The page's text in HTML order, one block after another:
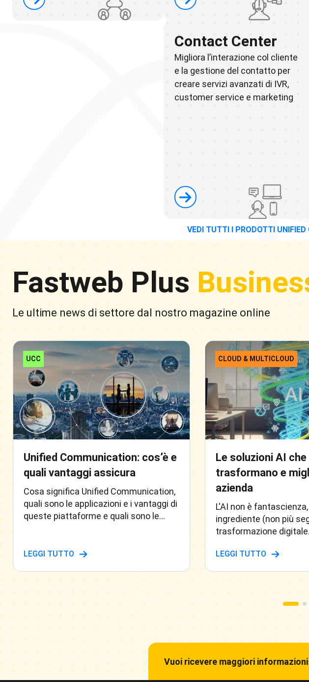
Contact Center
Migliora l’interazione col cliente
e la gestione del contatto per
creare servizi avanzati di IVR,
customer service e marketing
VEDI TUTTI I PRODOTTI
Fastweb Plus
Le ultime news di settore dal nostro magazine online
UCC
Unified Communication: cos’è e
quali vantaggi assicura
Cosa significa Unified Communication,
quali sono le applicazioni e i vantaggi di
queste piattaforme e quali sono le
LEGGI TUTTO
CLOUD & MULTICLOUD
Le soluzioni AI che
trasformano e
azienda
L'AI non è
ingrediente (non più
trasformazione
applicazioni concrete
LEGGI TUTTO
Vuoi ricevere maggiori